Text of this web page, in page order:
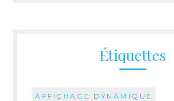
Étiquettes
AFFICHAGE DYNAMIQUE